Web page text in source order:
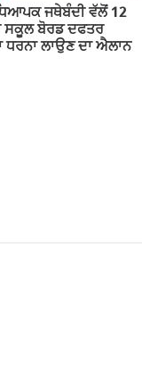
ਜਥੇਬੰਦੀ ਵੱਲੋਂ 12
ਸਕੂਲ ਬੋਰਡ ਦਫਤਰ
ਧਰਨਾ ਲਾਉਣ ਦਾ ਐਲਾਨ